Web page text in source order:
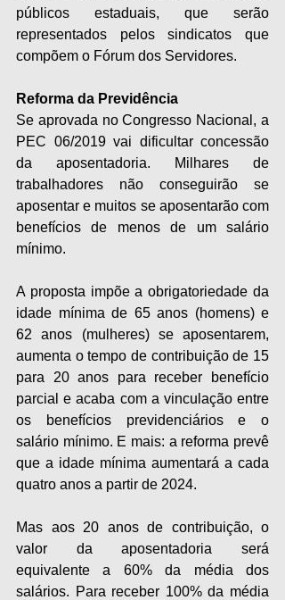
públicos estaduais, que serão
representados pelos sindicatos que
compõem o Fórum dos Servidores.
Reforma da Previdência
Se aprovada no Congresso Nacional, a
PEC 06/2019 vai dificultar concessão
da aposentadoria. Milhares de
trabalhadores não conseguirão se
aposentar e muitos se aposentarão com
benefícios de menos de um salário
mínimo.
A proposta impõe a obrigatoriedade da
idade mínima de 65 anos (homens) e
62 anos (mulheres) se aposentarem,
aumenta o tempo de contribuição de 15
para 20 anos para receber benefício
parcial e acaba com a vinculação entre
os benefícios previdenciários e o
salário mínimo. E mais: a reforma prevê
que a idade mínima aumentará a cada
quatro anos a partir de 2024.
Mas aos 20 anos de contribuição, o
valor da aposentadoria será
equivalente a 60% da média dos
salários. Para receber 100% da média